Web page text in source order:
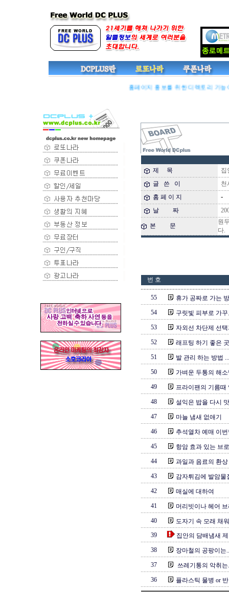
홈페이지 홍보를 위한 디렉토리 기능
제 목
집
글 쓴 이
천
홈 페 이 지
-
날 짜
본 문
원
다.
번 호
55
휴가 공짜로 가는
54
구릿빛 피부로 가
53
자외선 차단제 선
52
래프팅 하기 좋은
51
발 관리 하는 방법
50
가벼운 두통의 해
49
프라이팬의 기름
48
설익은 밥을 다시
47
마늘 냄새 없애기
46
추석열차 예매 이
45
항암 효과 있는 브
44
과일과 음료의 환
43
감자튀김에 발암
42
매실에 대하여
41
머리빗이나 헤어
40
도자기 속 모래 채
39
집안의 담배냄새
38
장마철의 공팡이는
37
쓰레기통의 악취
36
플라스틱 물병 or